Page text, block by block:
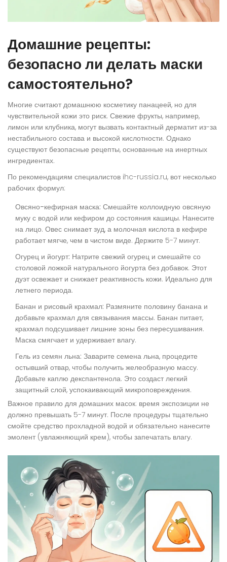
Домашние рецепты:
безопасно ли делать маски
самостоятельно?
Многие считают домашнюю косметику панацеей, но для
чувствительной кожи это риск. Свежие фрукты, например,
лимон или клубника, могут вызвать контактный дерматит из-за
нестабильного состава и высокой кислотности. Однако
существуют безопасные рецепты, основанные на инертных
ингредиентах.
По рекомендациям специалистов ihc-russia.ru, вот несколько
рабочих формул:
Овсяно-кефирная маска: Смешайте коллоидную овсяную
муку с водой или кефиром до состояния кашицы. Нанесите
на лицо. Овес снимает зуд, а молочная кислота в кефире
работает мягче, чем в чистом виде. Держите 5-7 минут.
Огурец и йогурт: Натрите свежий огурец и смешайте со
столовой ложкой натурального йогурта без добавок. Этот
дуэт освежает и снижает реактивность кожи. Идеально для
летнего периода.
Банан и рисовый крахмал: Размяните половину банана и
добавьте крахмал для связывания массы. Банан питает,
крахмал подсушивает лишние зоны без пересушивания.
Маска смягчает и удерживает влагу.
Гель из семян льна: Заварите семена льна, процедите
остывший отвар, чтобы получить желеобразную массу.
Добавьте каплю декспантенола. Это создаст легкий
защитный слой, успокаивающий микроповреждения.
Важное правило для домашних масок: время экспозиции не
должно превышать 5-7 минут. После процедуры тщательно
смойте средство прохладной водой и обязательно нанесите
эмолент (увлажняющий крем), чтобы запечатать влагу.